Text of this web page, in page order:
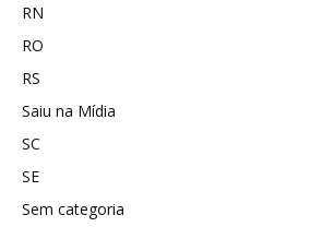
RN
RO
RS
Saiu na Mídia
SC
SE
Sem categoria